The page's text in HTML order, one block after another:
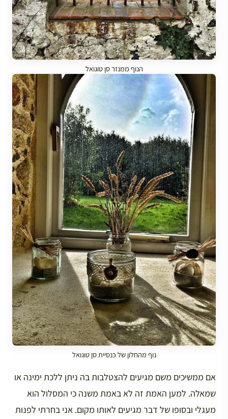
הנוף ממנזר סן טוגואל
נוף מהחלון של כנסיית סן טוגואל
אם ממשיכים משם מגיעים להצטלבות בה ניתן ללכת ימינה או
שמאלה. למען האמת זה לא באמת משנה כי המסלול הוא
מעגלי ובסופו של דבר מגיעים לאותו מקום. אני בחרתי לפנות